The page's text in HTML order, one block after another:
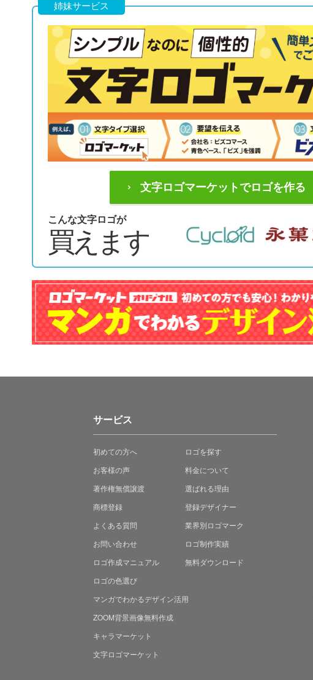
姉妹サービス
文字ロゴマーケットでロゴを作る
こんな文字ロゴが
買えます
サービス
初めての方へ
ロゴを探す
お客様の声
料金について
著作権無償譲渡
選ばれる理由
商標登録
登録デザイナー
よくある質問
業界別ロゴマーク
お問い合わせ
ロゴ制作実績
ロゴ作成マニュアル
無料ダウンロード
ロゴの色選び
マンガでわかるデザイン活用
ZOOM背景画像無料作成
キャラマーケット
文字ロゴマーケット